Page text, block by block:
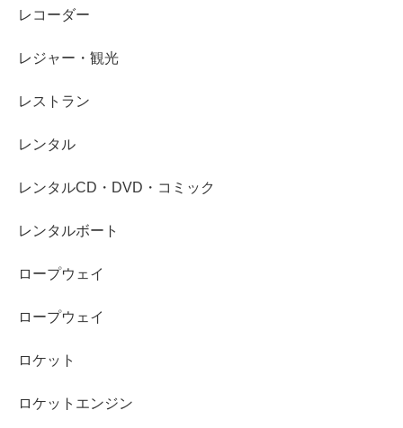
レコーダー
レジャー・観光
レストラン
レンタル
レンタルCD・DVD・コミック
レンタルボート
ロープウェイ
ロープウェイ
ロケット
ロケットエンジン